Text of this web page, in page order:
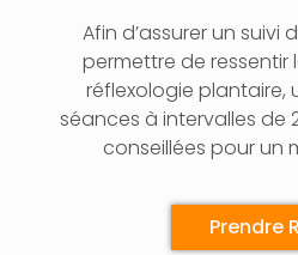
Afin d’assurer un suivi
permettre de ressentir
réflexologie plantaire,
séances à intervalles de
conseillées pour un
Prendre